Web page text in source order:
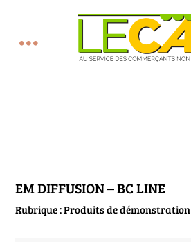
Toggle
E-book
EM DIFFUSION – BC LINE
Rubrique : Produits de démonstration